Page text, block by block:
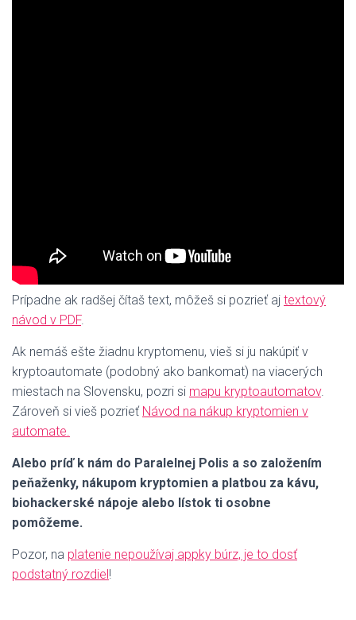
Prípadne ak radšej čítaš text, môžeš si pozrieť aj textový
návod v PDF.
Ak nemáš ešte žiadnu kryptomenu, vieš si ju nakúpiť v
kryptoautomate (podobný ako bankomat) na viacerých
miestach na Slovensku, pozri si mapu kryptoautomatov.
Zároveň si vieš pozrieť Návod na nákup kryptomien v
automate.
Alebo príď k nám do Paralelnej Polis a so založením
peňaženky, nákupom kryptomien a platbou za kávu,
biohackerské nápoje alebo lístok ti osobne
pomôžeme.
Pozor, na platenie nepoužívaj appky búrz, je to dosť
podstatný rozdiel!